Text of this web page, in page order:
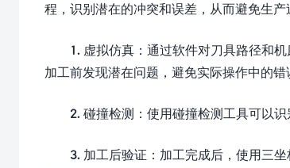
程，识别潜在的冲突和误差，从而避免生
1. 虚拟仿真：通过软件对刀具路径和
加工前发现潜在问题，避免实际操作中的错
2. 碰撞检测：使用碰撞检测工具可以
3. 加工后验证：加工完成后，使用三